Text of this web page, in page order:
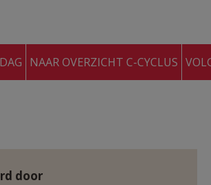
NAAR OVERZICHT C-CYCLUS
door